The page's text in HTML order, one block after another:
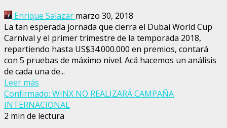
Enrique Salazar marzo 30, 2018
La tan esperada jornada que cierra el Dubai World Cup
Carnival y el primer trimestre de la temporada 2018,
repartiendo hasta US$34.000.000 en premios, contará
con 5 pruebas de máximo nivel. Acá hacemos un análisis
de cada una de...
Leer más
Confirmado: WINX NO REALIZARÁ CAMPAÑA
INTERNACIONAL
2 min de lectura